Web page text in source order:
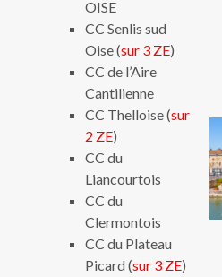
OISE
CC Senlis sud
Oise (sur 3 ZE)
CC de l’Aire
Cantilienne
CC Thelloise (sur
2 ZE)
CC du
Liancourtois
CC du
Clermontois
CC du Plateau
Picard (sur 3 ZE)